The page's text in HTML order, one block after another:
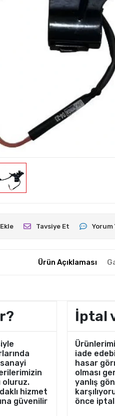
Tavsiye Et Yorum
Ürün Açıklaması
oluruz.
hizmet
güvenilir
İptal
iade
hasar
olması
yanlış
önce